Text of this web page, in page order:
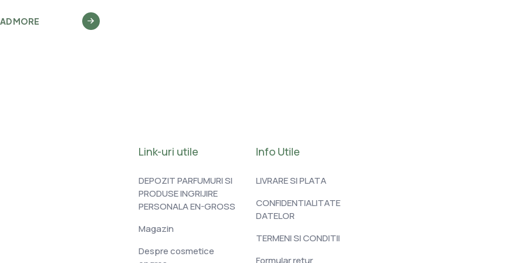
MORE
Link-uri utile
DEPOZIT PARFUMURI SI
PRODUSE INGRIJIRE
PERSONALA EN-GROSS
Magazin
Despre cosmetice
Info Utile
LIVRARE SI PLATA
CONFIDENTIALITATE
DATELOR
TERMENI SI CONDITII
Formular retur